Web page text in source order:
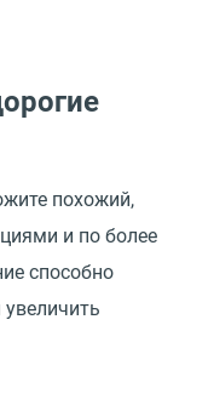
похожий,
и по более
способно
увеличить